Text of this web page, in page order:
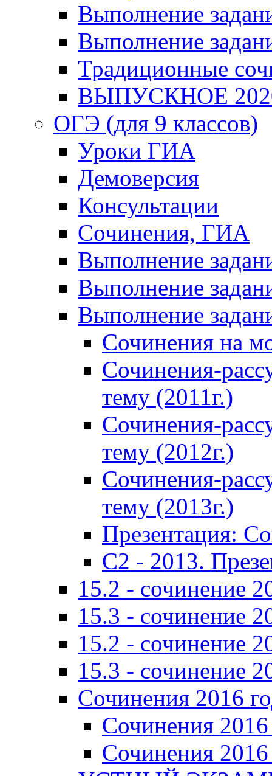
Выполнение
Выполнение
Традиционные
ВЫПУСКНОЕ
ОГЭ (для 9 классов)
Уроки ГИА
Демоверсия
Консультации
Сочинения, ГИА
Выполнение
Выполнение
Выполнение
Сочинения на
Сочинения-
тему (2011г.)
Сочинения-
тему (2012г.)
Сочинения-
тему (2013г.)
Презентация:
C2 - 2013.
15.2 - сочинение
15.3 - сочинение
15.2 - сочинение
15.3 - сочинение
Сочинения 2016
Сочинения
Сочинения